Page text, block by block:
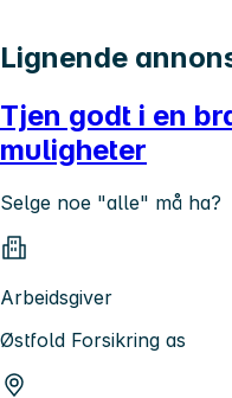
Lignende
Tjen godt i en
muligheter
Selge noe "alle" må ha?
Arbeidsgiver
Østfold Forsikring as